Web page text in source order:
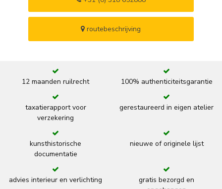
routebeschrijving
12 maanden ruilrecht 100% authenticiteitsgarantie
taxatierapport voor
verzekering
gerestaureerd in eigen atelier
kunsthistorische
documentatie
nieuwe of originele lijst
advies interieur en verlichting
gratis bezorgd en